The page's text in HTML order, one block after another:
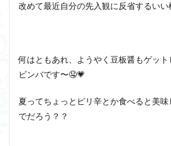
改めて最近自分の先入観に反省するいい
何はともあれ、ようやく豆板醤もゲッ
ビンバです〜🤤💗
夏ってちょっとピリ辛とか食べると美
でだろう？？